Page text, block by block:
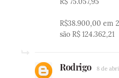
R$38.900,00 em
são R$ 124.362,21
Rodrigo 8 de